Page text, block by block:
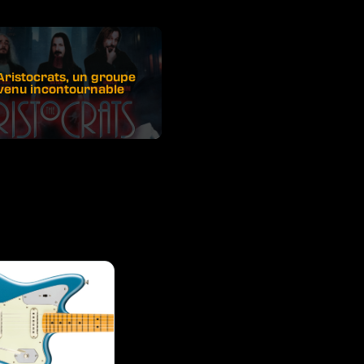
un groupe
incontournable